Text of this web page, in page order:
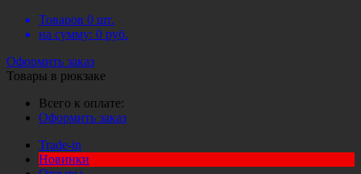
Товаров 0 шт.
на сумму: 0 руб.
Оформить заказ
Товары в рюкзаке
Всего к оплате:
Оформить заказ
Trade-in
Новинки